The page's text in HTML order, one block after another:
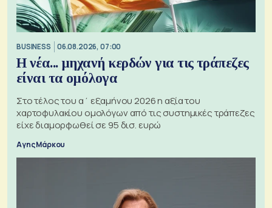
BUSINESS 06.08.2026, 07:00
Η νέα... μηχανή κερδών για τις τράπεζες
είναι τα ομόλογα
Στο τέλος του α΄ εξαμήνου 2026 η αξία του
χαρτοφυλακίου ομολόγων από τις συστημικές τράπεζες
είχε διαμορφωθεί σε 95 δισ. ευρώ
Αγης Μάρκου